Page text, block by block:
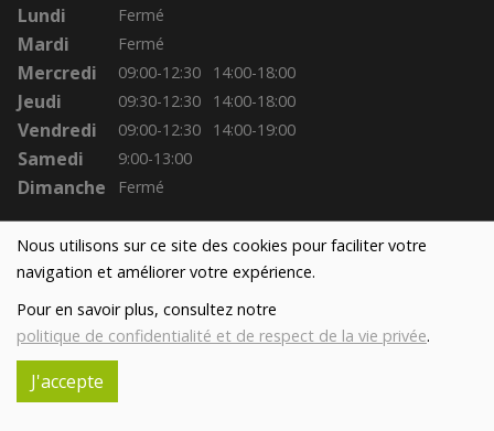
Nous utilisons sur ce site des cookies pour faciliter votre
navigation et améliorer votre expérience.
Pour en savoir plus, consultez notre
politique de confidentialité et de respect de la vie privée.
J'accepte
Lundi Fermé
Mardi Fermé
Mercredi 09:00-12:30 14:00-18:00
Jeudi 09:30-12:30 14:00-18:00
Vendredi 09:00-12:30 14:00-19:00
Samedi 9:00-13:00
Dimanche Fermé